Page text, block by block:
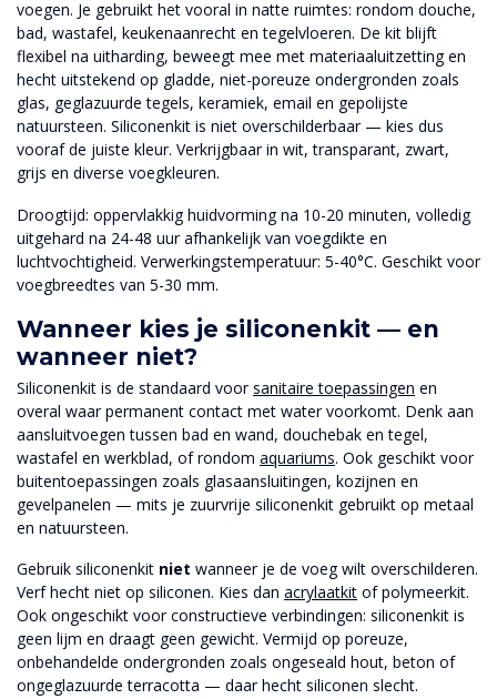
voegen. Je gebruikt het vooral in natte ruimtes: rondom douche,
bad, wastafel, keukenaanrecht en tegelvloeren. De kit blijft
flexibel na uitharding, beweegt mee met materiaaluitzetting en
hecht uitstekend op gladde, niet-poreuze ondergronden zoals
glas, geglazuurde tegels, keramiek, email en gepolijste
natuursteen. Siliconenkit is niet overschilderbaar — kies dus
vooraf de juiste kleur. Verkrijgbaar in wit, transparant, zwart,
grijs en diverse voegkleuren.
Droogtijd: oppervlakkig huidvorming na 10-20 minuten, volledig
uitgehard na 24-48 uur afhankelijk van voegdikte en
luchtvochtigheid. Verwerkingstemperatuur: 5-40°C. Geschikt voor
voegbreedtes van 5-30 mm.
Wanneer kies je siliconenkit — en
wanneer niet?
Siliconenkit is de standaard voorsanitaire toepassingen en
overal waar permanent contact met water voorkomt. Denk aan
aansluitvoegen tussen bad en wand, douchebak en tegel,
wastafel en werkblad, of rondom aquariums. Ook geschikt voor
buitentoepassingen zoals glasaansluitingen, kozijnen en
gevelpanelen — mits je zuurvrije siliconenkit gebruikt op metaal
en natuursteen.
Gebruik siliconenkit niet wanneer je de voeg wilt overschilderen.
Verf hecht niet op siliconen. Kies dan acrylaatkit of polymeerkit.
Ook ongeschikt voor constructieve verbindingen: siliconenkit is
geen lijm en draagt geen gewicht. Vermijd op poreuze,
onbehandelde ondergronden zoals ongeseald hout, beton of
ongeglazuurde terracotta — daar hecht siliconen slecht.